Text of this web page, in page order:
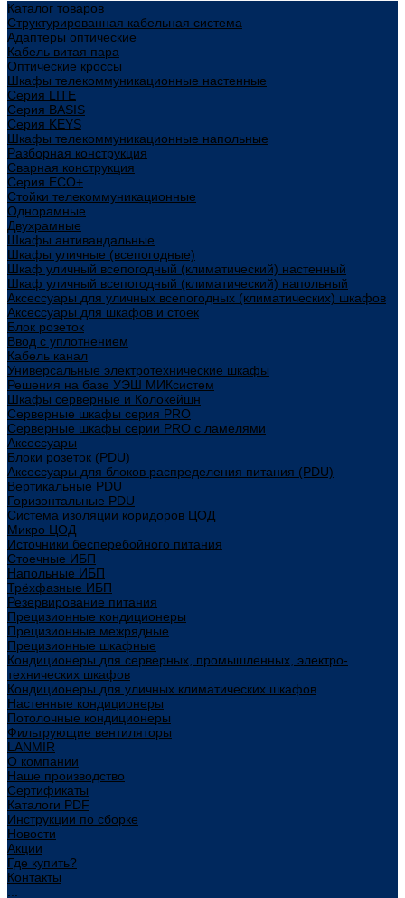
Каталог товаров
Структурированная кабельная система
Адаптеры оптические
Кабель витая пара
Оптические кроссы
Шкафы телекоммуникационные настенные
Cерия LITE
Cерия BASIS
Cерия KEYS
Шкафы телекоммуникационные напольные
Разборная конструкция
Сварная конструкция
Серия ECO+
Стойки телекоммуникационные
Однорамные
Двухрамные
Шкафы антивандальные
Шкафы уличные (всепогодные)
Шкаф уличный всепогодный (климатический) настенный
Шкаф уличный всепогодный (климатический) напольный
Аксессуары для уличных всепогодных (климатических) шкафов
Аксессуары для шкафов и стоек
Блок розеток
Ввод с уплотнением
Кабель канал
Универсальные электротехнические шкафы
Решения на базе УЭШ МИКсистем
Шкафы серверные и Колокейшн
Серверные шкафы серия PRO
Серверные шкафы серии PRO с ламелями
Аксессуары
Блоки розеток (PDU)
Аксессуары для блоков распределения питания (PDU)
Вертикальные PDU
Горизонтальные PDU
Система изоляции коридоров ЦОД
Микро ЦОД
Источники бесперебойного питания
Стоечные ИБП
Напольные ИБП
Трёхфазные ИБП
Резервирование питания
Прецизионные кондиционеры
Прецизионные межрядные
Прецизионные шкафные
Кондиционеры для серверных, промышленных, электро-
технических шкафов
Кондиционеры для уличных климатических шкафов
Настенные кондиционеры
Потолочные кондиционеры
Фильтрующие вентиляторы
LANMIR
О компании
Наше производство
Сертификаты
Каталоги PDF
Инструкции по сборке
Новости
Акции
Где купить?
Контакты